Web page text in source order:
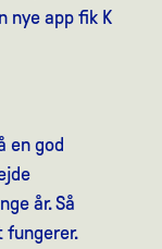
app fik K
en god
år. Så
fungerer.